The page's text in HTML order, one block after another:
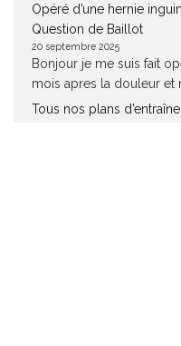
Opéré d’une hernie
Question de Baillot
20 septembre 2025
Bonjour je me suis fait
mois apres la douleur et
Tous nos plans